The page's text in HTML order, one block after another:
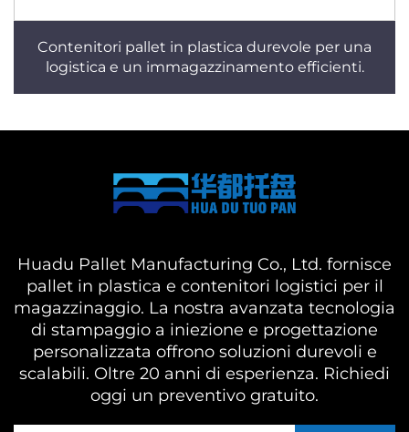
Contenitori pallet in plastica durevole per una
logistica e un immagazzinamento efficienti.
Huadu Pallet Manufacturing Co., Ltd. fornisce
pallet in plastica e contenitori logistici per il
magazzinaggio. La nostra avanzata tecnologia
di stampaggio a iniezione e progettazione
personalizzata offrono soluzioni durevoli e
scalabili. Oltre 20 anni di esperienza. Richiedi
oggi un preventivo gratuito.